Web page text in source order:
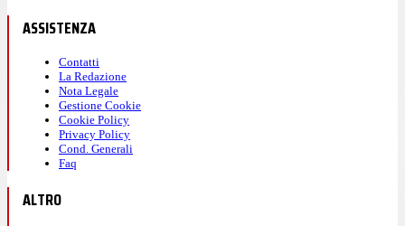
ASSISTENZA
Contatti
La Redazione
Nota Legale
Gestione Cookie
Cookie Policy
Privacy Policy
Cond. Generali
Faq
ALTRO